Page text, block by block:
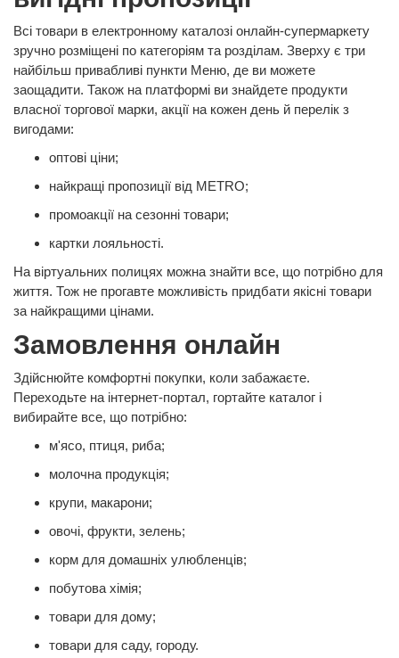
Всі товари в електронному каталозі онлайн-супермаркету
зручно розміщені по категоріям та розділам. Зверху є три
найбільш привабливі пункти Меню, де ви можете
заощадити. Також на платформі ви знайдете продукти
власної торгової марки, акції на кожен день й перелік з
вигодами:
оптові ціни;
найкращі пропозиції від METRO;
промоакції на сезонні товари;
картки лояльності.
На віртуальних полицях можна знайти все, що потрібно для
життя. Тож не прогавте можливість придбати якісні товари
за найкращими цінами.
Замовлення онлайн
Здійснюйте комфортні покупки, коли забажаєте.
Переходьте на інтернет-портал, гортайте каталог і
вибирайте все, що потрібно:
м'ясо, птиця, риба;
молочна продукція;
крупи, макарони;
овочі, фрукти, зелень;
корм для домашніх улюбленців;
побутова хімія;
товари для дому;
товари для саду, городу.